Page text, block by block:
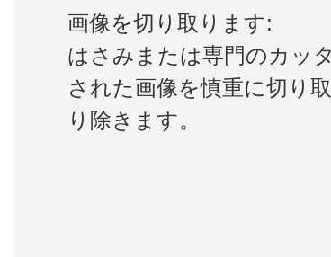
画像を切り取ります:
はさみまたは専門のカッ
された画像を慎重に切り
り除きます。